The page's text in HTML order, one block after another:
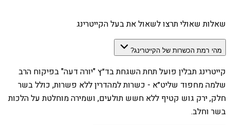
שאלות שאולי תרצו לשאול את בעל הקייטרינג
מהי רמת הכשרות של הקייטרינג?
קייטרינג תבלין פועל תחת השגחת בד״ץ "יורה דעה" בפיקוח הרב
שלמה מחפוד שליט״א - כשרות למהדרין ללא פשרות, כולל בשר
חלק, ירק גוש קטיף ללא חשש תולעים, ושמירה מוחלטת על הלכות
בשר וחלב.